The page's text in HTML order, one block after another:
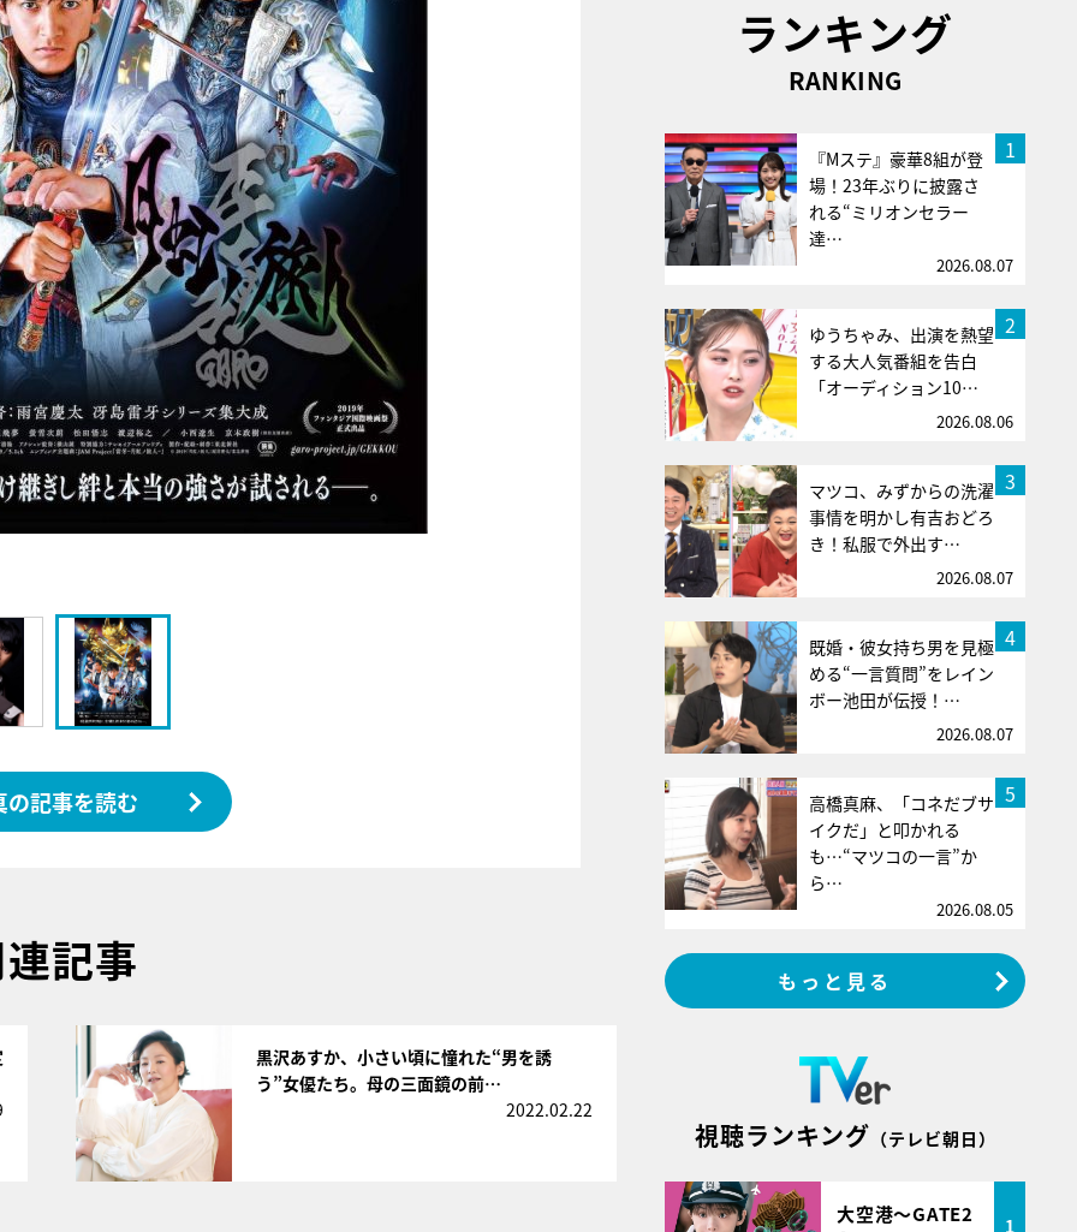
の記事を読む
記事
黒沢あすか、小さい頃に憧れた“男を誘
う”女優たち。母の三面鏡の前…
2022.02.22
ランキング
RANKING
1
『Mステ』豪華8組が登
場！23年ぶりに披露さ
れる“ミリオンセラー
達…
2026.08.07
2
ゆうちゃみ、出演を熱望
する大人気番組を告白
「オーディション10…
2026.08.06
3
マツコ、みずからの洗濯
事情を明かし有吉おどろ
き！私服で外出す…
2026.08.07
4
既婚・彼女持ち男を見極
める“一言質問”をレイン
ボー池田が伝授！…
2026.08.07
5
高橋真麻、「コネだブサ
イクだ」と叩かれる
も…“マツコの一言”か
ら…
2026.08.05
もっと見る
視聴ランキング （テレビ朝日）
大空港～GATE2
1